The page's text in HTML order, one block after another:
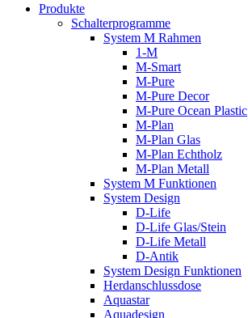
Produkte
Schalterprogramme
System M Rahmen
1-M
M-Smart
M-Pure
M-Pure Decor
M-Pure Ocean Plastic
M-Plan
M-Plan Glas
M-Plan Echtholz
M-Plan Metall
System M Funktionen
System Design
D-Life
D-Life Glas/Stein
D-Life Metall
D-Antik
System Design Funktionen
Herdanschlussdose
Aquastar
Aquadesign